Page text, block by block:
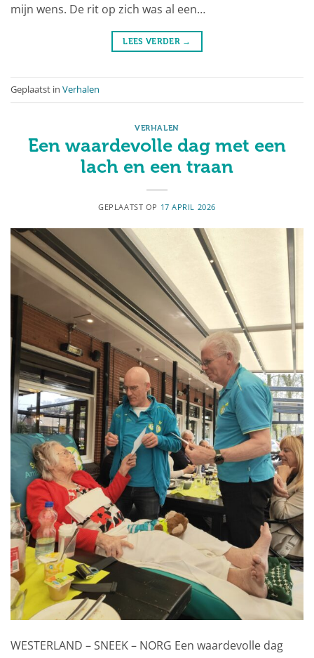
mijn wens. De rit op zich was al een…
LEES VERDER →
Geplaatst in Verhalen
VERHALEN
Een waardevolle dag met een
lach en een traan
GEPLAATST OP 17 APRIL 2026
WESTERLAND – SNEEK – NORG Een waardevolle dag